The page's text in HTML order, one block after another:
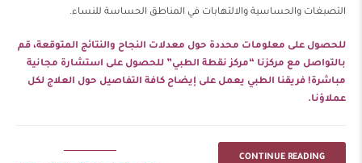
التصبغات والحساسية والالتهابات في المناطق الحساسة للنساء.
للحصول على معلومات محددة حول معدلات النجاح والنتائج المتوقعة، قم
بالتواصل مع مركزنا “مركز نقطة الطبي” للحصول على استشارة مجانية
مباشرة! فريقنا الطبي يعمل على إيضاح كافة التفاصيل حول العلاج لكل
عملاؤنا.
CONTINUE READING